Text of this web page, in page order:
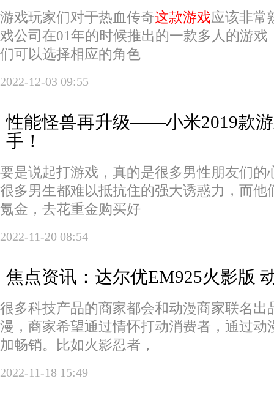
游戏玩家们对于热血传奇这款游戏应该非常
戏公司在01年的时候推出的一款多人的游戏
们可以选择相应的角色
2022-12-03 09:55
性能怪兽再升级——小米2019款
手！
要是说起打游戏，真的是很多男性朋友们的
很多男生都难以抵抗住的强大诱惑力，而他
氪金，去花重金购买好
2022-11-20 08:54
焦点资讯：达尔优EM925火影版
很多科技产品的商家都会和动漫商家联名出
漫，商家希望通过情怀打动消费者，通过动
加畅销。比如火影忍者，
2022-11-18 15:49